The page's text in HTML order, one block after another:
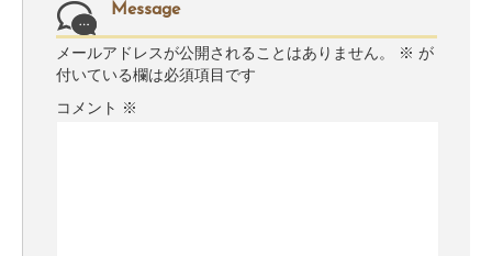
Message
メールアドレスが公開されることはありません。 ※ が
付いている欄は必須項目です
コメント ※